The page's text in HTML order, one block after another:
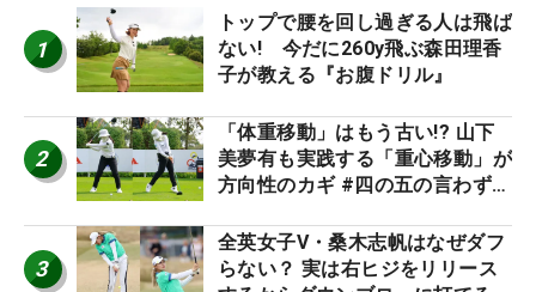
1
トップで腰を回し過ぎる人は飛ば
ない! 今だに260y飛ぶ森田理香
子が教える『お腹ドリル』
2
「体重移動」はもう古い!? 山下
美夢有も実践する「重心移動」が
方向性のカギ #四の五の言わず振
3
全英女子V・桑木志帆はなぜダフ
らない？ 実は右ヒジをリリース